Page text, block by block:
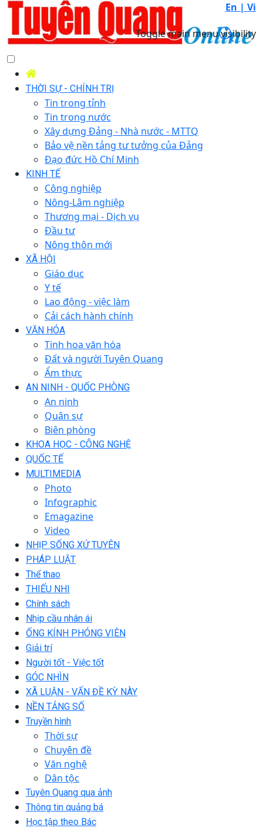
En | Vi
Toggle main menu visibility
THỜI SỰ - CHÍNH TRỊ
Tin trong tỉnh
Tin trong nước
Xây dựng Đảng - Nhà nước - MTTQ
Bảo vệ nền tảng tư tưởng của Đảng
Đạo đức Hồ Chí Minh
KINH TẾ
Công nghiệp
Nông-Lâm nghiệp
Thương mại - Dịch vụ
Đầu tư
Nông thôn mới
XÃ HỘI
Giáo dục
Y tế
Lao động - việc làm
Cải cách hành chính
VĂN HÓA
Tinh hoa văn hóa
Đất và người Tuyên Quang
Ẩm thực
AN NINH - QUỐC PHÒNG
An ninh
Quân sự
Biên phòng
KHOA HỌC - CÔNG NGHỆ
QUỐC TẾ
MULTIMEDIA
Photo
Infographic
Emagazine
Video
NHỊP SỐNG XỨ TUYÊN
PHÁP LUẬT
Thể thao
THIẾU NHI
Chính sách
Nhịp cầu nhân ái
ỐNG KÍNH PHÓNG VIÊN
Giải trí
Người tốt - Việc tốt
GÓC NHÌN
XÃ LUẬN - VẤN ĐỀ KỲ NÀY
NỀN TẢNG SỐ
Truyền hình
Thời sự
Chuyên đề
Văn nghệ
Dân tộc
Tuyên Quang qua ảnh
Thông tin quảng bá
Học tập theo Bác